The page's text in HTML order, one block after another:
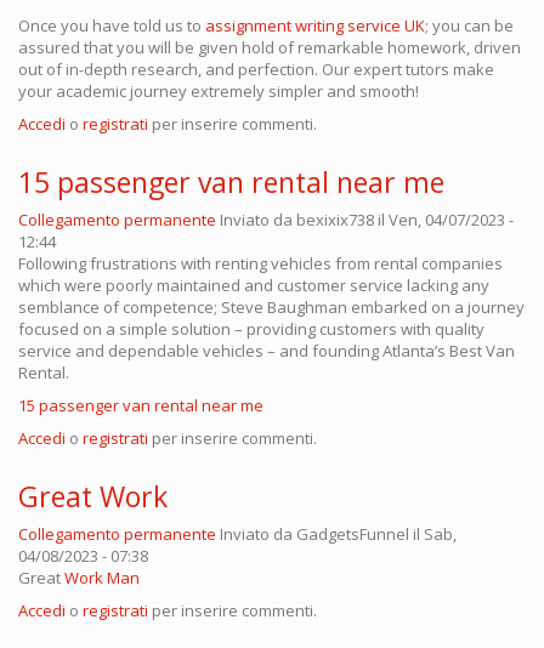
Once you have told us to assignment writing service UK; you can be
assured that you will be given hold of remarkable homework, driven
out of in-depth research, and perfection. Our expert tutors make
your academic journey extremely simpler and smooth!
Accedi o registrati per inserire commenti.
15 passenger van rental near me
Collegamento permanente Inviato da bexixix738 il Ven, 04/07/2023 -
12:44
Following frustrations with renting vehicles from rental companies
which were poorly maintained and customer service lacking any
semblance of competence; Steve Baughman embarked on a journey
focused on a simple solution – providing customers with quality
service and dependable vehicles – and founding Atlanta’s Best Van
Rental.
15 passenger van rental near me
Accedi o registrati per inserire commenti.
Great Work
Collegamento permanente Inviato da GadgetsFunnel il Sab,
04/08/2023 - 07:38
GreatWork Man
Accedi o registrati per inserire commenti.